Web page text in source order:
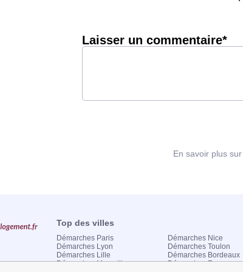
Laisser un commentaire*
En savoir plus
Top des villes
Démarches Paris
Démarches Lyon
Démarches Lille
Démarches Marseille
Démarches Nice
Démarches Toulon
Démarches Bordeaux
Démarches Rennes